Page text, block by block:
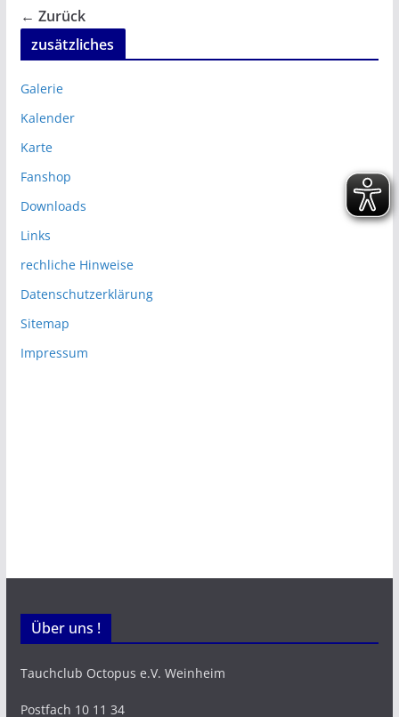
← Zurück
zusätzliches
Galerie
Kalender
Karte
Fanshop
Downloads
Links
rechliche Hinweise
Datenschutzerklärung
Sitemap
Impressum
Über uns !
Tauchclub Octopus e.V. Weinheim
Postfach 10 11 34